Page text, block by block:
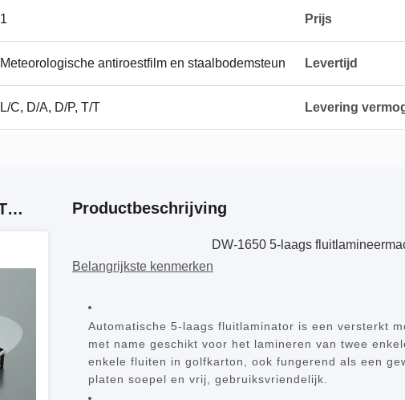
1 Prijs
Meteorologische antiroestfilm en staalbodemsteun Levertijd
L/C, D/A, D/P, T/T Levering
VERWANTE PRODUCTEN Productbeschrijving
DW-1650 5-laags
Belangrijkste kenmerken
Automatische 5-laags fluitlaminator is een versterkt
met name geschikt voor het lamineren van twee
enkele fluiten in golfkarton, ook fungerend als een
platen soepel en vrij, gebruiksvriendelijk.